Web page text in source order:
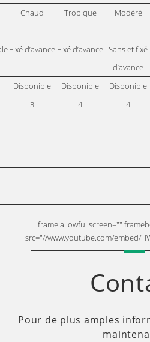
Chaud Tropique Modéré
Fixé d’avance Fixé d’avance Sans et fixé
d’avance
Disponible Disponible Disponible
3
4 4
frame allowfullscreen=""
src="//www.youtube.com/embed/
Pour de plus amples